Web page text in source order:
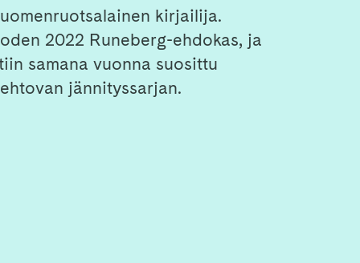
kirjailija.
2022 Runeberg-ehdokas, ja
samana vuonna suosittu
jännityssarjan.